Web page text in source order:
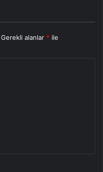
Gerekli alanlar * ile